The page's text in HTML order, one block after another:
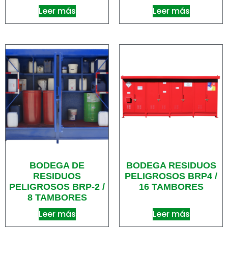
Leer más Leer más
BODEGA DE
RESIDUOS
PELIGROSOS BRP-2 /
8 TAMBORES
Leer más
BODEGA RESIDUOS
PELIGROSOS BRP4 /
16 TAMBORES
Leer más